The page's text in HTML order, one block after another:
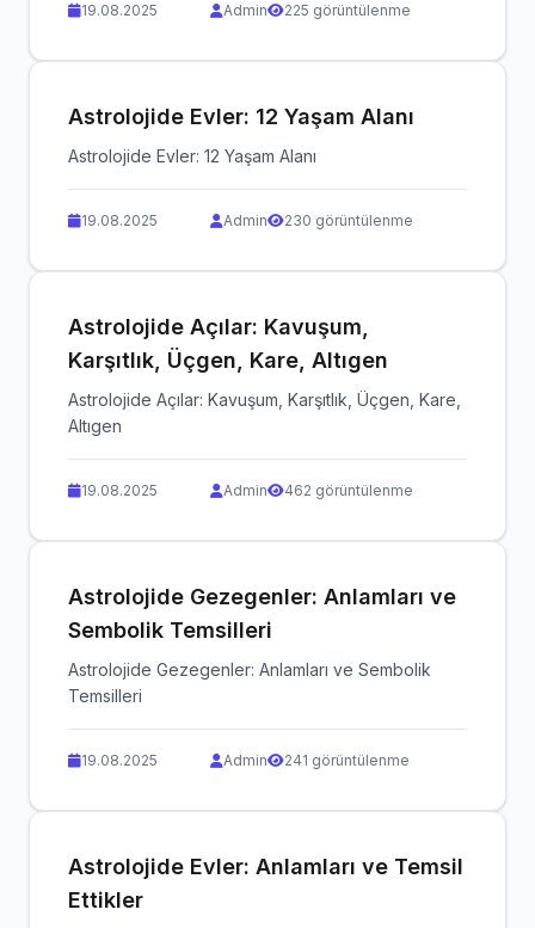
19.08.2025 Admin 225 görüntülenme
Astrolojide Evler: 12 Yaşam Alanı
Astrolojide Evler: 12 Yaşam Alanı
19.08.2025 Admin 230 görüntülenme
Astrolojide Açılar: Kavuşum,
Karşıtlık, Üçgen, Kare, Altıgen
Astrolojide Açılar: Kavuşum, Karşıtlık, Üçgen, Kare,
Altıgen
19.08.2025 Admin 462 görüntülenme
Astrolojide Gezegenler: Anlamları ve
Sembolik Temsilleri
Astrolojide Gezegenler: Anlamları ve Sembolik
Temsilleri
19.08.2025 Admin 241 görüntülenme
Astrolojide Evler: Anlamları ve Temsil
Ettikler